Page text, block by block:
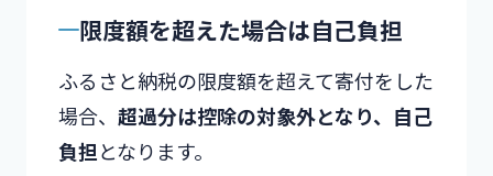
限度額を超えた場合は自己負担
ふるさと納税の限度額を超えて寄付をした
場合、 超過分は控除の対象外となり、自己
負担となります。